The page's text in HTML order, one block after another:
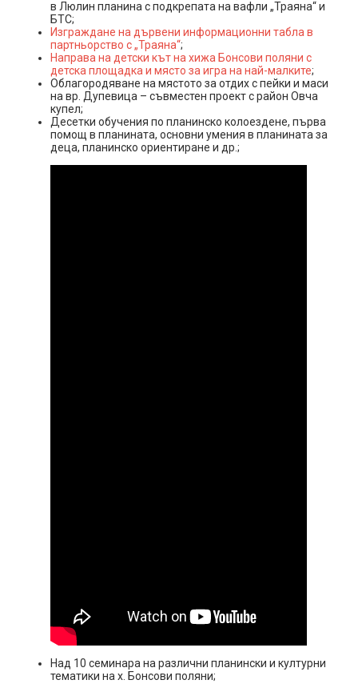
в Люлин планина с подкрепата на вафли „Траяна“ и
БТС;
Изграждане на дървени информационни табла в
партньорство с „Траяна“;
Направа на детски кът на хижа Бонсови поляни с
детска площадка и място за игра на най-малките;
Облагородяване на мястото за отдих с пейки и маси
на вр. Дупевица – съвместен проект с район Овча
купел;
Десетки обучения по планинско колоездене, първа
помощ в планината, основни умения в планината за
деца, планинско ориентиране и др.;
Над 10 семинара на различни планински и културни
тематики на х. Бонсови поляни;